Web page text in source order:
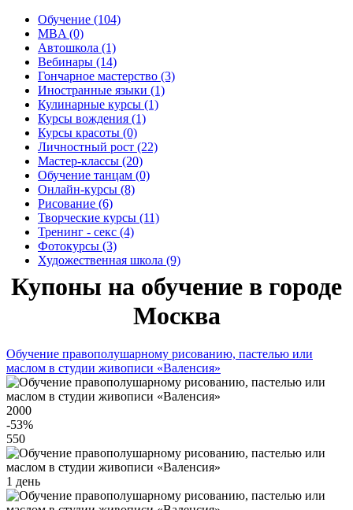
Обучение (104)
MBA (0)
Автошкола (1)
Вебинары (14)
Гончарное мастерство (3)
Иностранные языки (1)
Кулинарные курсы (1)
Курсы вождения (1)
Курсы красоты (0)
Личностный рост (22)
Мастер-классы (20)
Обучение танцам (0)
Онлайн-курсы (8)
Рисование (6)
Творческие курсы (11)
Тренинг - секс (4)
Фотокурсы (3)
Художественная школа (9)
Купоны на обучение в городе
Москва
Обучение правополушарному рисованию, пастелью или
маслом в студии живописи «Валенсия»
2000
-53%
550
1 день